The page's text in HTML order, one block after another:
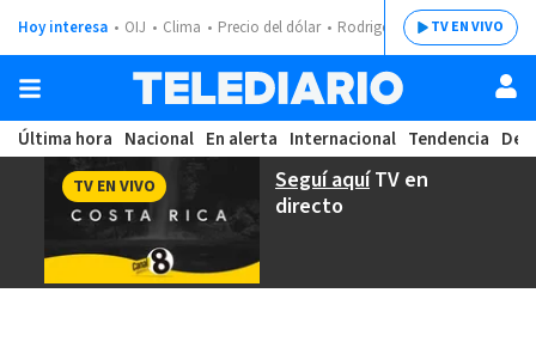
Hoy interesa OIJ Clima Precio del dólar Rodrigo ChavesTV EN VIVO
Última hora Nacional En alerta Internacional Tendencia
Seguí aquíTV en
directo
TV EN VIVO